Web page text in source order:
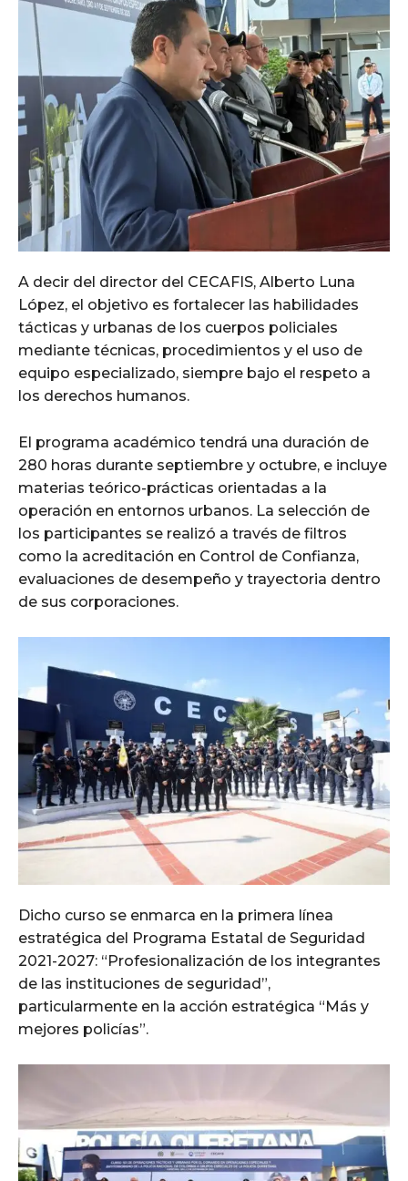
A decir del director del CECAFIS, Alberto Luna
López, el objetivo es fortalecer las habilidades
tácticas y urbanas de los cuerpos policiales
mediante técnicas, procedimientos y el uso de
equipo especializado, siempre bajo el respeto a
los derechos humanos.
El programa académico tendrá una duración de
280 horas durante septiembre y octubre, e incluye
materias teórico-prácticas orientadas a la
operación en entornos urbanos. La selección de
los participantes se realizó a través de filtros
como la acreditación en Control de Confianza,
evaluaciones de desempeño y trayectoria dentro
de sus corporaciones.
Dicho curso se enmarca en la primera línea
estratégica del Programa Estatal de Seguridad
2021-2027: “Profesionalización de los integrantes
de las instituciones de seguridad”,
particularmente en la acción estratégica “Más y
mejores policías”.